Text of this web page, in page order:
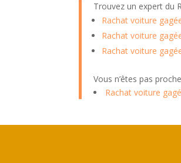
Trouvez un expert du
Rachat voiture
Rachat voiture
Rachat voiture
Vous n’êtes pas
Rachat voiture